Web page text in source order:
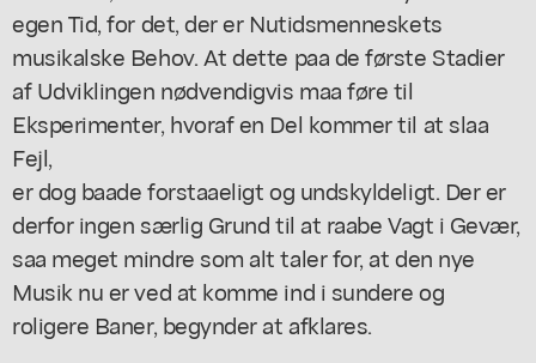
egen Tid, for det, der er Nutidsmenneskets
musikalske Behov. At dette paa de første Stadier
af Udviklingen nødvendigvis maa føre til
Eksperimenter, hvoraf en Del kommer til at slaa
Fejl,
er dog baade forstaaeligt og undskyldeligt. Der er
derfor ingen særlig Grund til at raabe Vagt i Gevær,
saa meget mindre som alt taler for, at den nye
Musik nu er ved at komme ind i sundere og
roligere Baner, begynder at afklares.